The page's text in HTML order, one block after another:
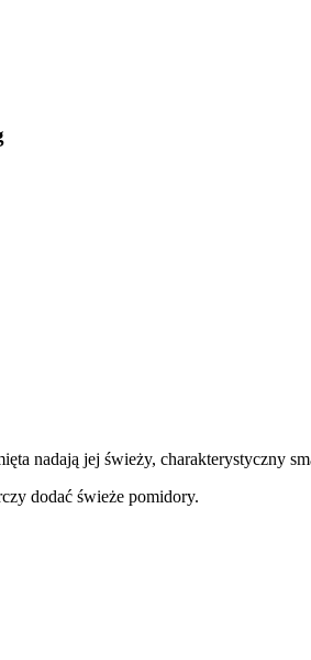
nadają jej świeży, charakterystyczny
dodać świeże pomidory.